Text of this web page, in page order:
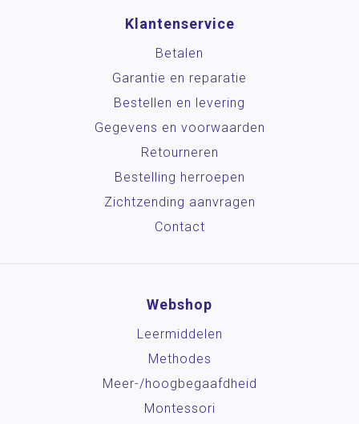
Klantenservice
Betalen
Garantie en reparatie
Bestellen en levering
Gegevens en voorwaarden
Retourneren
Bestelling herroepen
Zichtzending aanvragen
Contact
Webshop
Leermiddelen
Methodes
Meer-/hoog­begaafdheid
Montessori